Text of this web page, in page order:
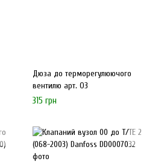
Дюза до терморегулюючого
вентилю арт. О3
315 грн